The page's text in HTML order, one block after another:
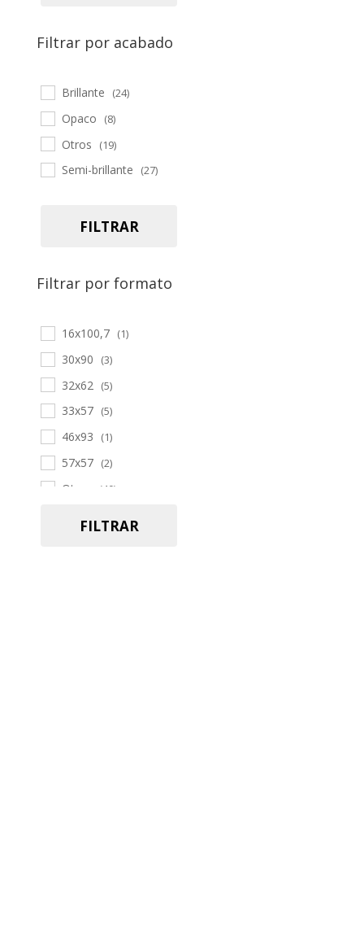
Accesorios (34)
Filtrar por acabado
Brillante (24)
Opaco (8)
Otros (19)
Semi-brillante (27)
FILTRAR
Filtrar por formato
16x100,7 (1)
30x90 (3)
32x62 (5)
33x57 (5)
46x93 (1)
57x57 (2)
Otros (40)
FILTRAR